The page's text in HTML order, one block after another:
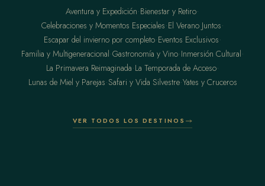
Aventura y Expedición·Bienestar y Retiro·
Celebraciones y Momentos Especiales·El Verano Juntos·
Escapar del invierno por completo·Eventos Exclusivos·
Familia y Multigeneracional·Gastronomía y Vino·Inmersión Cultural·
La Primavera Reimaginada·La Temporada de Acceso·
Lunas de Miel y Parejas·Safari y Vida Silvestre·Yates y Cruceros
VER TODOS LOS DESTINOS